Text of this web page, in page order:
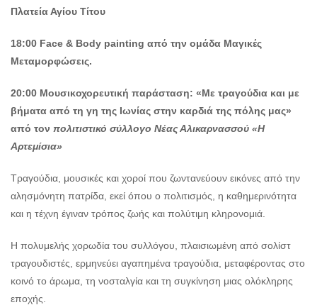
Πλατεία Αγίου Τίτου
18:00 Face & Body painting από την ομάδα Μαγικές
Μεταμορφώσεις.
20:00 Μουσικοχορευτική παράσταση: «Με τραγούδια και με
βήματα από τη γη της Ιωνίας στην καρδιά της πόλης μας»
από τον πολιτιστικό σύλλογο Νέας Αλικαρνασσού «Η
Αρτεμίσια»
Τραγούδια, μουσικές και χοροί που ζωντανεύουν εικόνες από την
αλησμόνητη πατρίδα, εκεί όπου ο πολιτισμός, η καθημερινότητα
και η τέχνη έγιναν τρόπος ζωής και πολύτιμη κληρονομιά.
Η πολυμελής χορωδία του συλλόγου, πλαισιωμένη από σολίστ
τραγουδιστές, ερμηνεύει αγαπημένα τραγούδια, μεταφέροντας στο
κοινό το άρωμα, τη νοσταλγία και τη συγκίνηση μιας ολόκληρης
εποχής.